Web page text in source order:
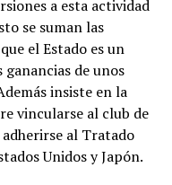
a esta actividad
se suman las
el Estado es un
de unos
insiste en la
vincularse al club de
al Tratado
Unidos y Japón.